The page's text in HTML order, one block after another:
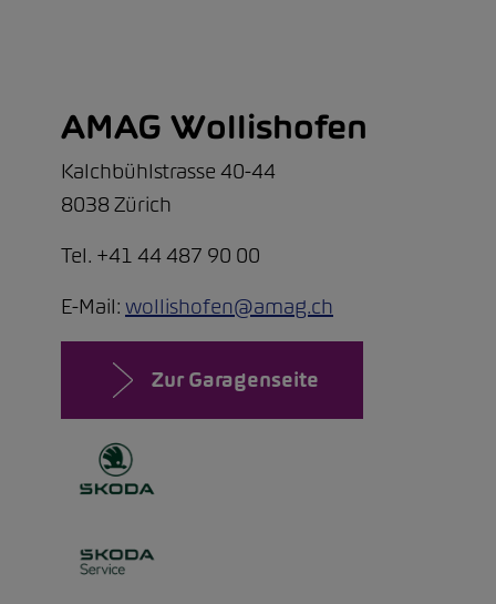
AMAG Wollishofen
Kalchbühlstrasse 40-44
8038 Zürich
Tel. +41 44 487 90 00
E-Mail: wollishofen@amag.ch
Zur Garagenseite